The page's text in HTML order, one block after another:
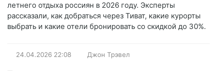
летнего отдыха россиян в 2026 году. Эксперты
рассказали, как добраться через Тиват, какие курорты
выбрать и какие отели бронировать со скидкой до 30%.
24.04.2026 22:08 Джон Трэвел